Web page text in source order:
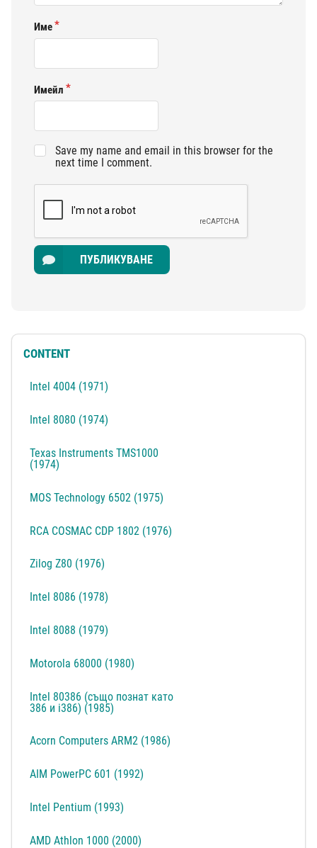
Име
Имейл
Save my name and email in this browser for the
next time I comment.
ПУБЛИКУВАНЕ
CONTENT
Intel 4004 (1971)
Intel 8080 (1974)
Texas Instruments TMS1000
(1974)
MOS Technology 6502 (1975)
RCA COSMAC CDP 1802 (1976)
Zilog Z80 (1976)
Intel 8086 (1978)
Intel 8088 (1979)
Motorola 68000 (1980)
Intel 80386 (също познат като
386 и i386) (1985)
Acorn Computers ARM2 (1986)
AIM PowerPC 601 (1992)
Intel Pentium (1993)
AMD Athlon 1000 (2000)